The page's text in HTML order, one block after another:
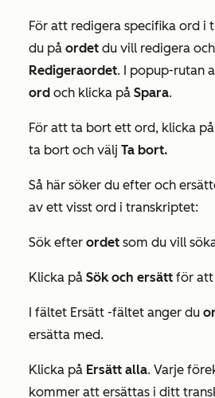
För att redigera specifika ord i
du på ordet du vill redigera
Redigeraordet. I popup-rutan
ord och klicka på Spara.
För att ta bort ett ord, klicka på
ta bort och välj Ta bort.
Så här söker du efter och
av ett visst ord i transkriptet:
Sök efter ordet som du vill
Klicka på Sök och ersätt för att
I fältet Ersätt -fältet anger du
ersätta med.
Klicka på Ersätt alla. Varje
kommer att ersättas i ditt